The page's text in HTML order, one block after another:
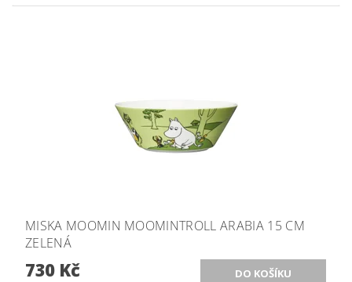
MISKA MOOMIN MOOMINTROLL ARABIA 15 CM
ZELENÁ
730 Kč